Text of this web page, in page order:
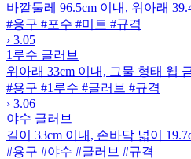
바깥둘레 96.5cm 이내, 위아래
#용구 #포수 #미트 #규격
› 3.05
1루수 글러브
위아래 33cm 이내, 그물 형태 웹
#용구 #1루수 #글러브 #규격
› 3.06
야수 글러브
길이 33cm 이내, 손바닥 넓이
#용구 #야수 #글러브 #규격